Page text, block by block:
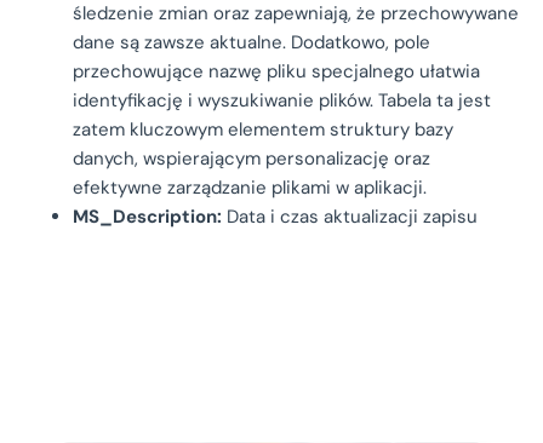
śledzenie zmian oraz zapewniają, że przechowywane
dane są zawsze aktualne. Dodatkowo, pole
przechowujące nazwę pliku specjalnego ułatwia
identyfikację i wyszukiwanie plików. Tabela ta jest
zatem kluczowym elementem struktury bazy
danych, wspierającym personalizację oraz
efektywne zarządzanie plikami w aplikacji.
MS_Description: Data i czas aktualizacji zapisu